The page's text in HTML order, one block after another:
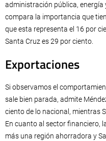
administración pública,
compara la importancia que
que esta representa el 16 por
Santa Cruz es 29 por ciento.
Exportaciones
Si observamos el
sale bien parada, admite
ciento de lo nacional, mientras
En cuanto al sector financiero,
más una región ahorradora y